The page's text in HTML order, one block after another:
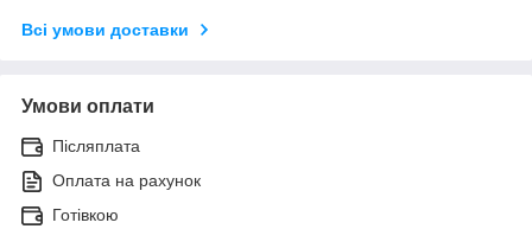
Всі умови доставки
Умови оплати
Післяплата
Оплата на рахунок
Готівкою